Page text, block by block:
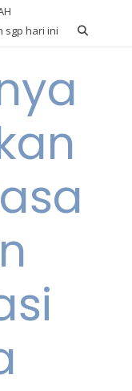
sgp hari ini